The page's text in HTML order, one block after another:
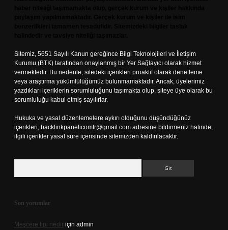
Sitemiz, 5651 Sayılı Kanun gereğince Bilgi Teknolojileri ve İletişim
Kurumu (BTK) tarafından onaylanmış bir Yer Sağlayıcı olarak hizmet
vermektedir. Bu nedenle, sitedeki içerikleri proaktif olarak denetleme
veya araştırma yükümlülüğümüz bulunmamaktadır. Ancak, üyelerimiz
yazdıkları içeriklerin sorumluluğunu taşımakta olup, siteye üye olarak bu
sorumluluğu kabul etmiş sayılırlar.
Hukuka ve yasal düzenlemelere aykırı olduğunu düşündüğünüz
içerikleri, backlinkpanelicomtr@gmail.com adresine bildirmeniz halinde,
ilgili içerikler yasal süre içerisinde sitemizden kaldırılacaktır.
Son yorumlar
Meşcere tipi nedir için admin